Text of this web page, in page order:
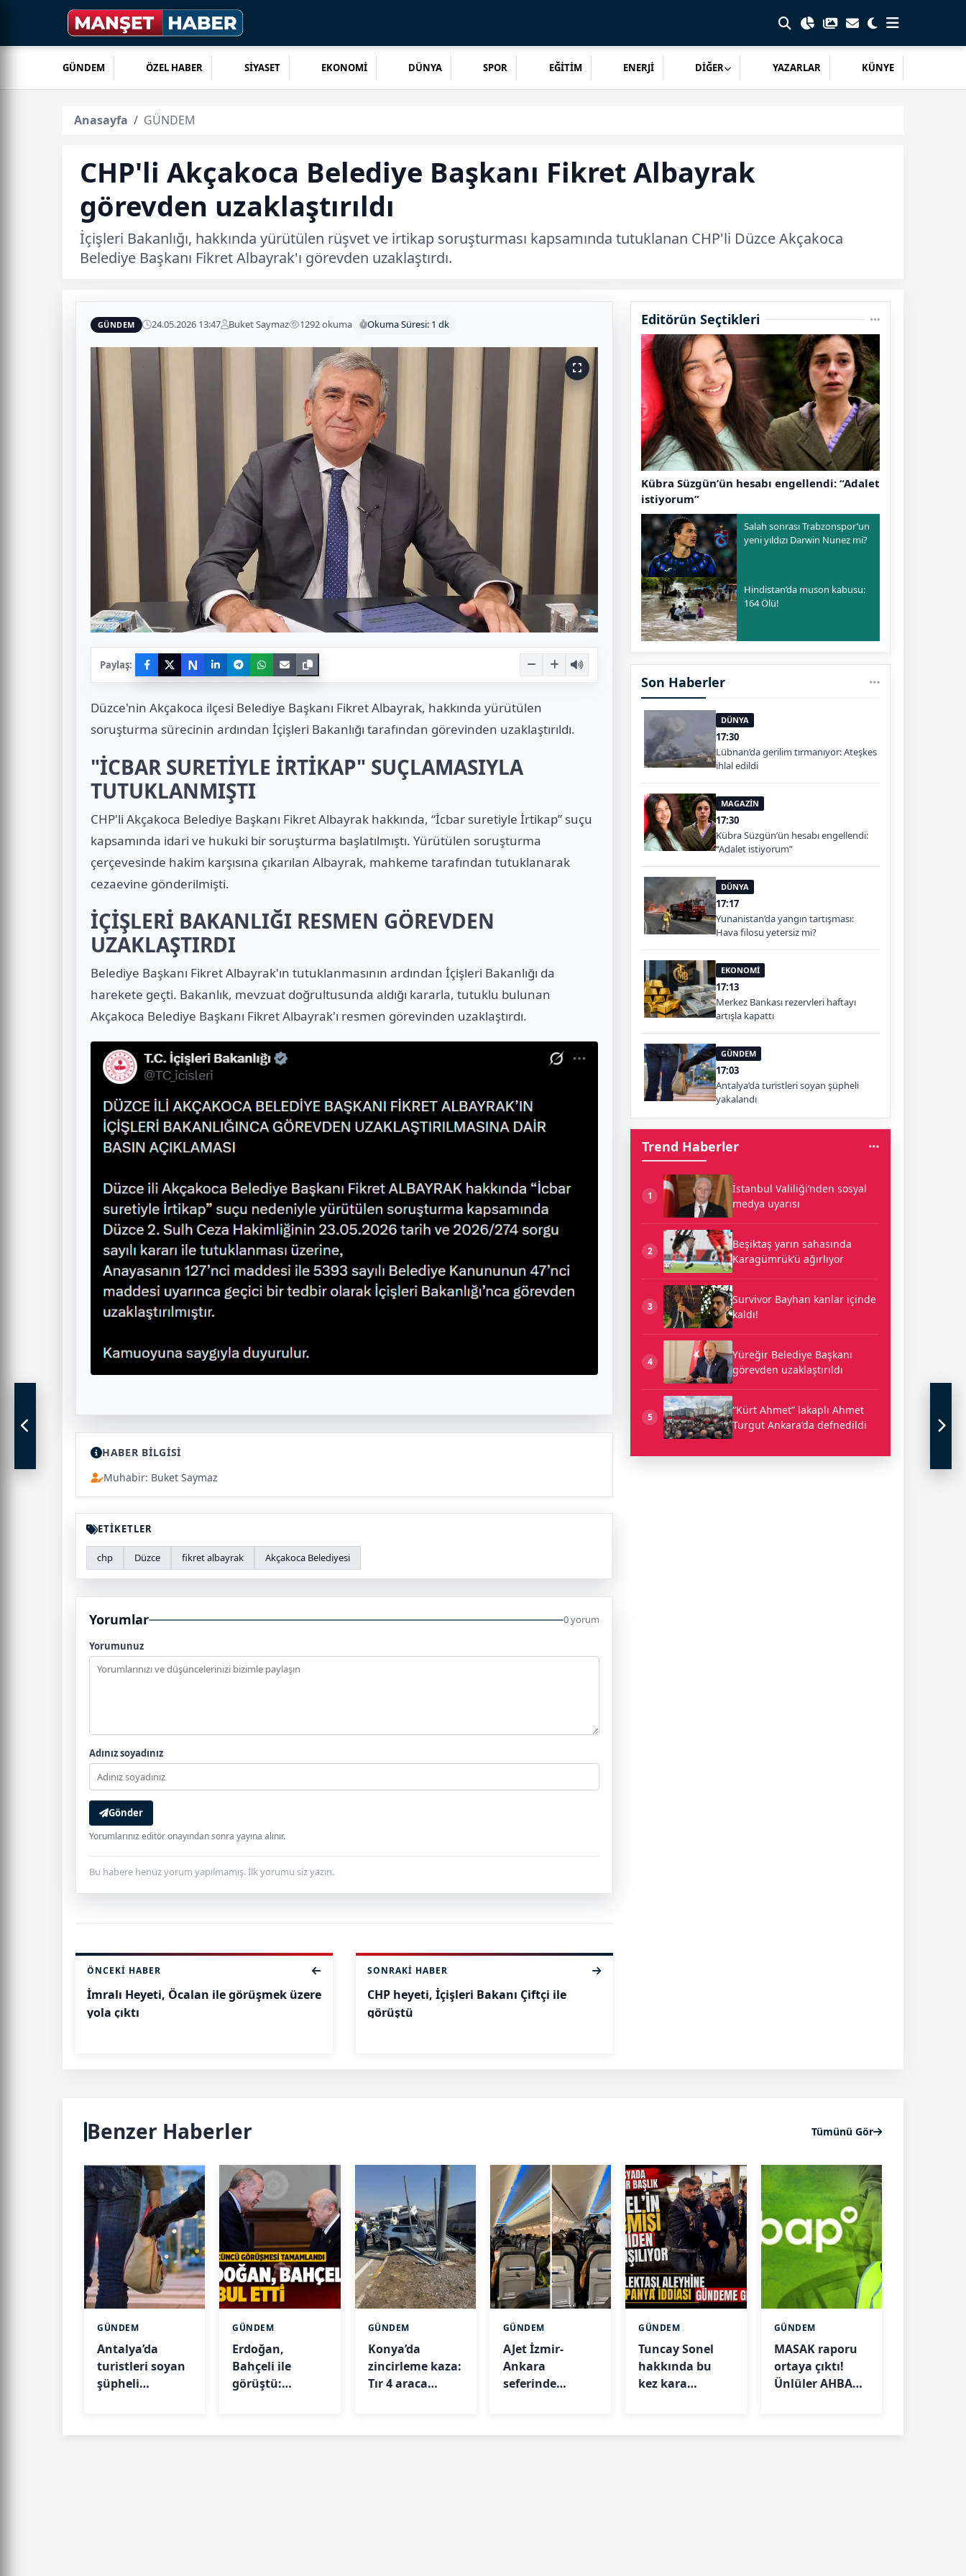
GÜNDEM ÖZEL HABER SİYASET EKONOMİ DÜNYA SPOR EĞİTİM ENERJİ DİĞER YAZARLAR KÜNYE
Anasayfa GÜNDEM
CHP'li Akçakoca Belediye Başkanı Fikret Albayrak
görevden uzaklaştırıldı
İçişleri Bakanlığı, hakkında yürütülen rüşvet ve irtikap soruşturması kapsamında tutuklanan CHP'li Düzce Akçakoca
Belediye Başkanı Fikret Albayrak'ı görevden uzaklaştırdı.
GÜNDEM 24.05.2026 13:47 Buket Saymaz 1292 okuma Okuma Süresi: 1 dk
Paylaş: N
Düzce'nin Akçakoca ilçesi Belediye Başkanı Fikret Albayrak, hakkında yürütülen
soruşturma sürecinin ardından İçişleri Bakanlığı tarafından görevinden uzaklaştırıldı.
"İCBAR SURETİYLE İRTİKAP" SUÇLAMASIYLA
TUTUKLANMIŞTI
CHP'li Akçakoca Belediye Başkanı Fikret Albayrak hakkında, “İcbar suretiyle İrtikap” suçu
kapsamında idari ve hukuki bir soruşturma başlatılmıştı. Yürütülen soruşturma
çerçevesinde hakim karşısına çıkarılan Albayrak, mahkeme tarafından tutuklanarak
cezaevine gönderilmişti.
İÇİŞLERİ BAKANLIĞI RESMEN GÖREVDEN
UZAKLAŞTIRDI
Belediye Başkanı Fikret Albayrak'ın tutuklanmasının ardından İçişleri Bakanlığı da
harekete geçti. Bakanlık, mevzuat doğrultusunda aldığı kararla, tutuklu bulunan
Akçakoca Belediye Başkanı Fikret Albayrak'ı resmen görevinden uzaklaştırdı.
HABER BİLGİSİ
Muhabir: Buket Saymaz
ETİKETLER
chp Düzce fikret albayrak Akçakoca Belediyesi
Yorumlar 0 yorum
Yorumunuz
Adınız soyadınız
Gönder
Yorumlarınız editör onayından sonra yayına alınır.
Bu habere henüz yorum yapılmamış. İlk yorumu siz yazın.
ÖNCEKI HABER
İmralı Heyeti, Öcalan ile görüşmek üzere
yola çıktı
SONRAKI HABER
CHP heyeti, İçişleri Bakanı Çiftçi ile
görüştü
Editörün Seçtikleri
Kübra Süzgün’ün hesabı engellendi: “Adalet
istiyorum”
Salah sonrası Trabzonspor’un
yeni yıldızı Darwin Nunez mi?
Hindistan’da muson kabusu:
164 Ölü!
Son Haberler
DÜNYA
17:30
Lübnan’da gerilim tırmanıyor: Ateşkes
ihlal edildi
MAGAZİN
17:30
Kübra Süzgün’ün hesabı engellendi:
“Adalet istiyorum”
DÜNYA
17:17
Yunanistan’da yangın tartışması:
Hava filosu yetersiz mi?
EKONOMİ
17:13
Merkez Bankası rezervleri haftayı
artışla kapattı
GÜNDEM
17:03
Antalya’da turistleri soyan şüpheli
yakalandı
Trend Haberler
1
İstanbul Valiliği’nden sosyal
medya uyarısı
2
Beşiktaş yarın sahasında
Karagümrük’ü ağırlıyor
3
Survivor Bayhan kanlar içinde
kaldı!
4
Yüreğir Belediye Başkanı
görevden uzaklaştırıldı
5
“Kürt Ahmet” lakaplı Ahmet
Turgut Ankara’da defnedildi
Benzer Haberler Tümünü Gör
GÜNDEM
Antalya’da
turistleri soyan
şüpheli
GÜNDEM
Erdoğan,
Bahçeli ile
görüştü:
GÜNDEM
Konya’da
zincirleme kaza:
Tır 4 araca
GÜNDEM
AJet İzmir-
Ankara
seferinde
GÜNDEM
Tuncay Sonel
hakkında bu
kez kara
GÜNDEM
MASAK raporu
ortaya çıktı!
Ünlüler AHBAP'a